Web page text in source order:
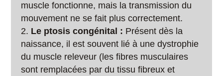
muscle fonctionne, mais la transmission du
mouvement ne se fait plus correctement.
Le ptosis congénital : Présent dès la
naissance, il est souvent lié à une dystrophie
du muscle releveur (les fibres musculaires
sont remplacées par du tissu fibreux et